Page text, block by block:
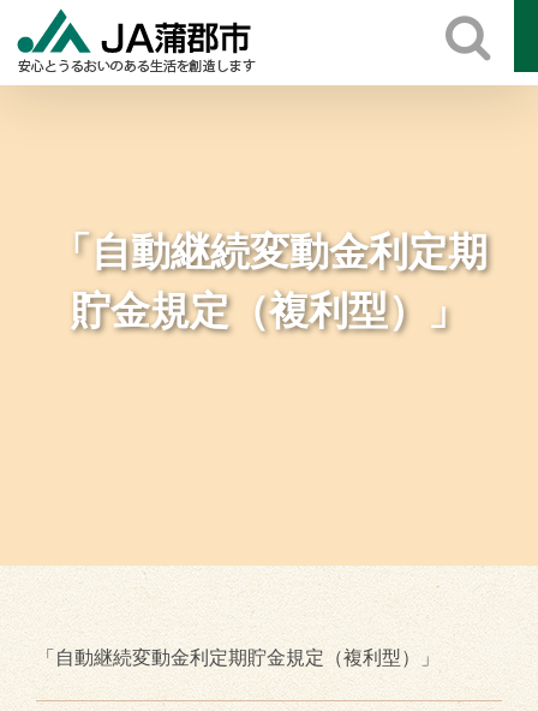
「自動継続変動金利定期
貯金規定（複利型）」
「自動継続変動金利定期貯金規定（複利型）」